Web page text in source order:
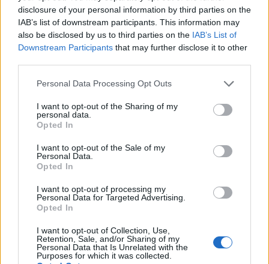
disclosure of your personal information by third parties on the
IAB’s list of downstream participants. This information may
also be disclosed by us to third parties on the IAB’s List of
Downstream Participants that may further disclose it to other
Please note that this website/app uses one or more Google
not limited to your visit or usage behaviour. You may click to
grant or deny consent to Google and its third-party tags to
use your data for below specified purposes in below Google
consent section.
Personal Data Processing Opt Outs
I want to opt-out of the Sharing of my
personal data.
Opted In
I want to opt-out of the Sale of my
Personal Data.
Opted In
I want to opt-out of processing my
Personal Data for Targeted Advertising.
Opted In
I want to opt-out of Collection, Use,
Retention, Sale, and/or Sharing of my
Personal Data that Is Unrelated with the
Purposes for which it was collected.
King, gerando atenção generalizada. Coisas legais.
Como Hoge Finance, repetirei os mesmos avisos
fundamentais. Primeiro, uma moeda deflacionária não é
necessariamente um ativo, assim como uma moeda
inflacionária não é ideal se sair do controle. Em vez disso,
o objetivo de qualquer moeda é a estabilidade. Dessa
forma, gera confiança entre seus usuários.
Em segundo lugar, não caia na armadilha da falácia da
raridade. Só porque há poucos de algo, isso não significa
Em vez disso, se você vai apostar no Tiger King porque
seu padrão lógico de negociação. Em altas anteriores, o
aumento do volume parece confirmar consistentemente os